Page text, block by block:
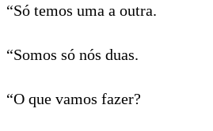
“Só temos uma a outra.
“Somos só nós duas.
“O que vamos fazer?